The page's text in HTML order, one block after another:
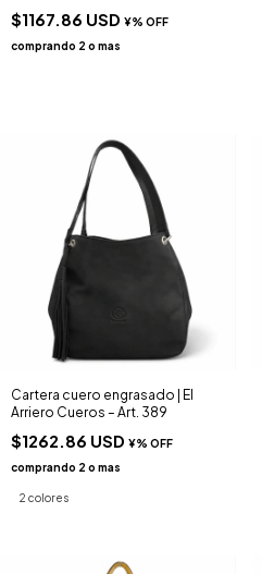
$1167.86 USD
Cartera cuero engrasado | El
Arriero Cueros – Art. 389
$1262.86 USD
2 colores